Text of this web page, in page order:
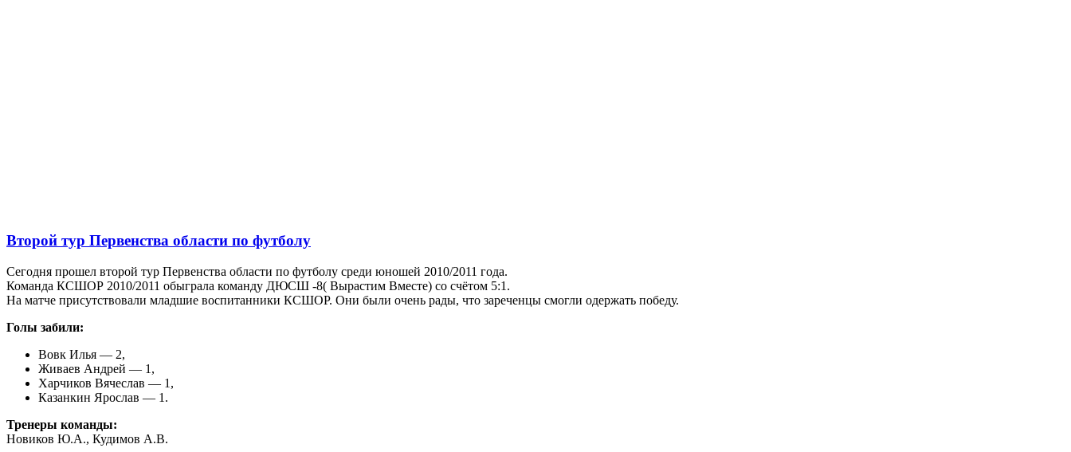
Второй тур Первенства области по футболу
Сегодня прошел второй тур Первенства области по футболу среди юношей 2010/2011 года.
Команда КСШОР 2010/2011 обыграла команду ДЮСШ -8( Вырастим Вместе) со счётом 5:1.
На матче присутствовали младшие воспитанники КСШОР. Они были очень рады, что зареченцы смогли одержать победу.
Голы забили:
Вовк Илья — 2,
Живаев Андрей — 1,
Харчиков Вячеслав — 1,
Казанкин Ярослав — 1.
Тренеры команды:
Новиков Ю.А., Кудимов А.В.